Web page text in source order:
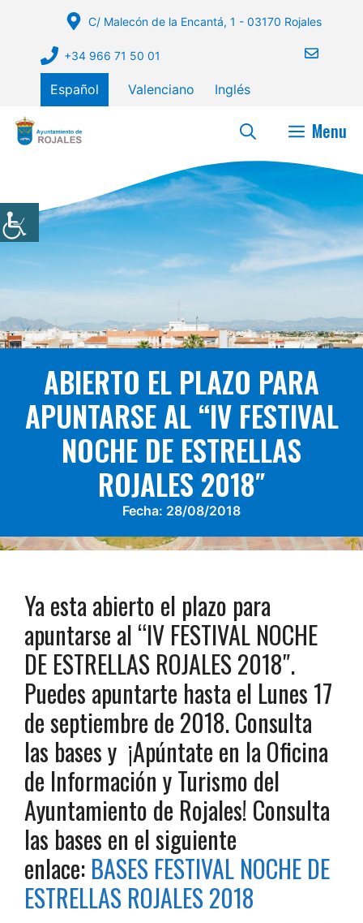
contenido
C/ Malecón de la Encantá, 1 - 03170 Rojales
+34 966 71 50 01
Español Valenciano Inglés
Menu
ABIERTO EL PLAZO PARA
APUNTARSE AL “IV FESTIVAL
NOCHE DE ESTRELLAS
ROJALES 2018″
Fecha: 28/08/2018
Ya esta abierto el plazo para
apuntarse al “IV FESTIVAL NOCHE
DE ESTRELLAS ROJALES 2018″.
Puedes apuntarte hasta el Lunes 17
de septiembre de 2018. Consulta
las bases y ¡Apúntate en la Oficina
de Información y Turismo del
Ayuntamiento de Rojales! Consulta
las bases en el siguiente
enlace: BASES FESTIVAL NOCHE DE
ESTRELLAS ROJALES 2018